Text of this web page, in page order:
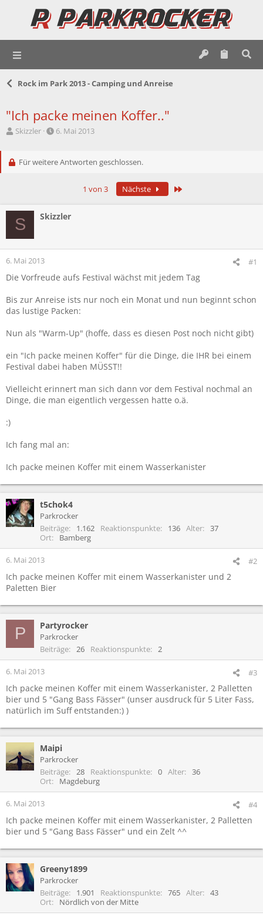
Rock im Park 2013 - Camping und Anreise
"Ich packe meinen Koffer.."
E
t
Skizzler
E
t
a
6. Mai 2013
Für weitere Antworten geschlossen.
1 von 3 Nächste
S Skizzler
6. Mai 2013 #1
Die Vorfreude aufs Festival wächst mit jedem Tag
Bis zur Anreise ists nur noch ein Monat und nun beginnt schon
das lustige Packen:
Nun als "Warm-Up" (hoffe, dass es diesen Post noch nicht gibt)
ein "Ich packe meinen Koffer" für die Dinge, die IHR bei einem
Festival dabei haben MÜSST!!
Vielleicht erinnert man sich dann vor dem Festival nochmal an
Dinge, die man eigentlich vergessen hatte o.ä.
:)
Ich fang mal an:
Ich packe meinen Koffer mit einem Wasserkanister
t5chok4
Parkrocker
Beiträge
1.162 Reaktionspunkte 136 Alter
37
Ort
Bamberg
6. Mai 2013 #2
Ich packe meinen Koffer mit einem Wasserkanister und 2
Paletten Bier
P Partyrocker
Parkrocker
Beiträge
26 Reaktionspunkte 2
6. Mai 2013 #3
Ich packe meinen Koffer mit einem Wasserkanister, 2 Palletten
bier und 5 "Gang Bass Fässer" (unser ausdruck für 5 Liter Fass,
natürlich im Suff entstanden:) )
Maipi
Parkrocker
Beiträge
28 Reaktionspunkte 0 Alter
36
Ort
Magdeburg
6. Mai 2013 #4
Ich packe meinen Koffer mit einem Wasserkanister, 2 Palletten
bier und 5 "Gang Bass Fässer" und ein Zelt ^^
Greeny1899
Parkrocker
Beiträge
1.901 Reaktionspunkte 765 Alter
43
Ort
Nördlich von der Mitte